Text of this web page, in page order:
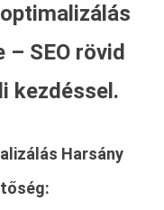
SEO rövid
kezdéssel.
Harsány